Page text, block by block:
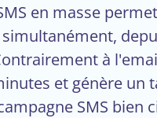
en masse
à
et génère un
SMS bien